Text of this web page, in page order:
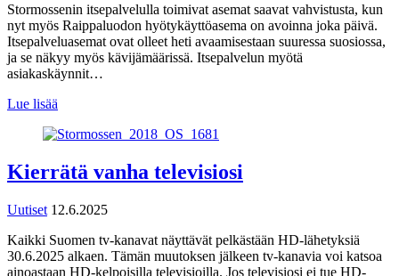
Stormossenin itsepalvelulla toimivat asemat saavat vahvistusta, kun
nyt myös Raippaluodon hyötykäyttöasema on avoinna joka päivä.
Itsepalveluasemat ovat olleet heti avaamisestaan suuressa suosiossa,
ja se näkyy myös kävijämäärissä. Itsepalvelun myötä
asiakaskäynnit…
Lue lisää
Kierrätä vanha televisiosi
Uutiset 12.6.2025
Kaikki Suomen tv-kanavat näyttävät pelkästään HD-lähetyksiä
30.6.2025 alkaen. Tämän muutoksen jälkeen tv-kanavia voi katsoa
ainoastaan HD-kelpoisilla televisioilla. Jos televisiosi ei tue HD-